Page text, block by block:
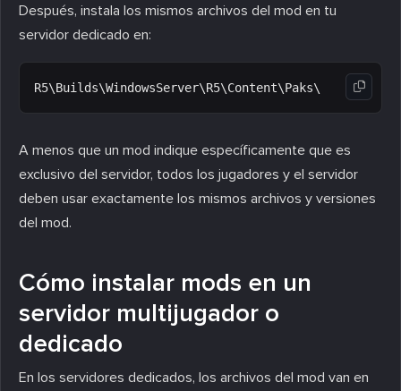
Después, instala los mismos archivos del mod en tu
servidor dedicado en:
A menos que un mod indique específicamente que es
exclusivo del servidor, todos los jugadores y el servidor
deben usar exactamente los mismos archivos y versiones
del mod.
Cómo instalar mods en un
servidor multijugador o
dedicado
En los servidores dedicados, los archivos del mod van en